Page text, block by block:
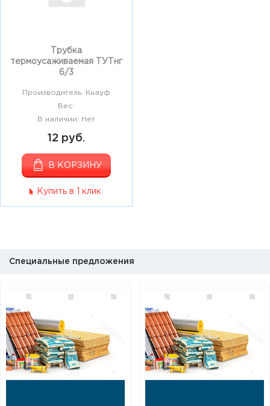
Трубка
термоусаживаемая ТУТнг
6/3
Производитель: Кнауф
Вес:
В наличии: Нет
12 руб.
В КОРЗИНУ
Купить в 1 клик
Специальные предложения